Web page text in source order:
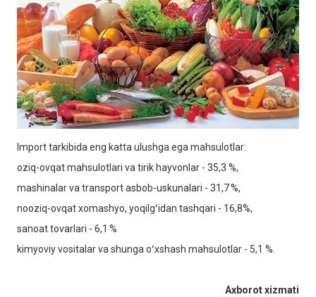
Import tarkibida eng katta ulushga ega mahsulotlar:
oziq-ovqat mahsulotlari va tirik hayvonlar - 35,3 %,
mashinalar va transport asbob-uskunalari - 31,7 %,
nooziq-ovqat xomashyo, yoqilgʻidan tashqari - 16,8%,
sanoat tovarlari - 6,1 %
kimyoviy vositalar va shunga oʻxshash mahsulotlar - 5,1 %.
Axborot xizmati